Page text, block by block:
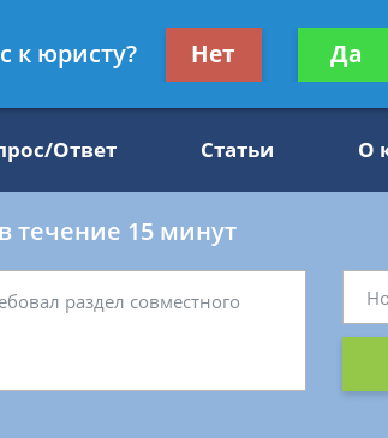
Получите
Ответ Статьи О
течение 15 минут
к юристу? Нет Да